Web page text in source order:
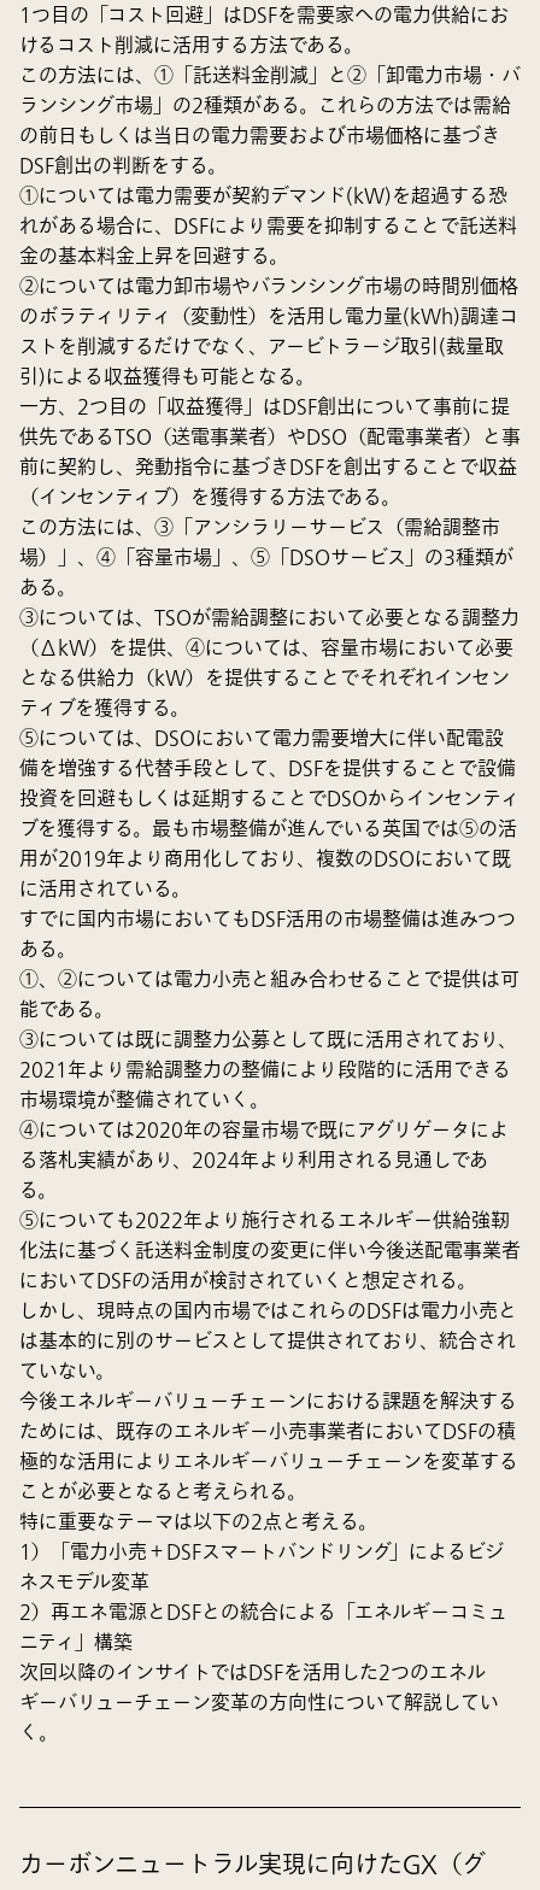
1つ目の「コスト回避」はDSFを需要家への電力供給にお
けるコスト削減に活用する方法である。
この方法には、①「託送料金削減」と②「卸電力市場・バ
ランシング市場」の2種類がある。これらの方法では需給
の前日もしくは当日の電力需要および市場価格に基づき
DSF創出の判断をする。
①については電力需要が契約デマンド(kW)を超過する恐
れがある場合に、DSFにより需要を抑制することで託送料
金の基本料金上昇を回避する。
②については電力卸市場やバランシング市場の時間別価格
のボラティリティ（変動性）を活用し電力量(kWh)調達コ
ストを削減するだけでなく、アービトラージ取引(裁量取
引)による収益獲得も可能となる。
一方、2つ目の「収益獲得」はDSF創出について事前に提
供先であるTSO（送電事業者）やDSO（配電事業者）と事
前に契約し、発動指令に基づきDSFを創出することで収益
（インセンティブ）を獲得する方法である。
この方法には、③「アンシラリーサービス（需給調整市
場）」、④「容量市場」、⑤「DSOサービス」の3種類が
ある。
③については、TSOが需給調整において必要となる調整力
（ΔkW）を提供、④については、容量市場において必要
となる供給力（kW）を提供することでそれぞれインセン
ティブを獲得する。
⑤については、DSOにおいて電力需要増大に伴い配電設
備を増強する代替手段として、DSFを提供することで設備
投資を回避もしくは延期することでDSOからインセンティ
ブを獲得する。最も市場整備が進んでいる英国では⑤の活
用が2019年より商用化しており、複数のDSOにおいて既
に活用されている。
すでに国内市場においてもDSF活用の市場整備は進みつつ
ある。
①、②については電力小売と組み合わせることで提供は可
能である。
③については既に調整力公募として既に活用されており、
2021年より需給調整力の整備により段階的に活用できる
市場環境が整備されていく。
④については2020年の容量市場で既にアグリゲータによ
る落札実績があり、2024年より利用される見通しであ
る。
⑤についても2022年より施行されるエネルギー供給強靭
化法に基づく託送料金制度の変更に伴い今後送配電事業者
においてDSFの活用が検討されていくと想定される。
しかし、現時点の国内市場ではこれらのDSFは電力小売と
は基本的に別のサービスとして提供されており、統合され
ていない。
今後エネルギーバリューチェーンにおける課題を解決する
ためには、既存のエネルギー小売事業者においてDSFの積
極的な活用によりエネルギーバリューチェーンを変革する
ことが必要となると考えられる。
特に重要なテーマは以下の2点と考える。
1）「電力小売＋DSFスマートバンドリング」によるビジ
ネスモデル変革
2）再エネ電源とDSFとの統合による「エネルギーコミュ
ニティ」構築
次回以降のインサイトではDSFを活用した2つのエネル
ギーバリューチェーン変革の方向性について解説してい
く。
カーボンニュートラル実現に向けたGX（グ